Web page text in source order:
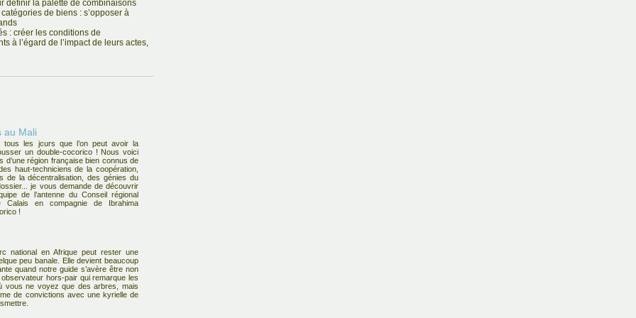
définir la palette de combinaisons
de biens : s’opposer à
: créer les conditions de
à l’égard de l’impact de leurs actes,
au Mali
tous les jours que l’on peut avoir la
un double-cocorico ! Nous voici
d’une région française bien connus de
haut-techniciens de la coopération,
de la décentralisation, des génies du
je vous demande de découvrir
de l’antenne du Conseil régional
Calais en compagnie de Ibrahima
!
national en Afrique peut rester une
peu banale. Elle devient beaucoup
quand notre guide s’avère être non
hors-pair qui remarque les
vous ne voyez que des arbres, mais
de convictions avec une kyrielle de